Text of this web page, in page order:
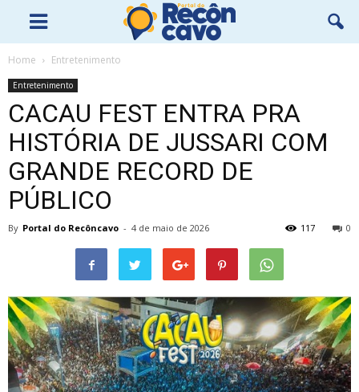
Home Entretenimento
Entretenimento
CACAU FEST ENTRA PRA
HISTÓRIA DE JUSSARI COM
GRANDE RECORD DE
PÚBLICO
By Portal do Recôncavo - 4 de maio de 2026 0
117